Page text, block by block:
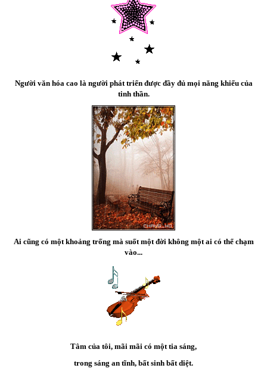
Người văn hóa cao là người phát triển được đầy đủ mọi năng khiếu của
tinh thần.
Ai cũng có một khoảng trống mà suốt một đời không một ai có thể chạm
vào...
Tâm của tôi, mãi mãi có một tia sáng,
trong sáng an tĩnh, bất sinh bất diệt.